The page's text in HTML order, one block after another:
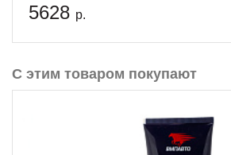
5628 р.
С этим товаром покупают